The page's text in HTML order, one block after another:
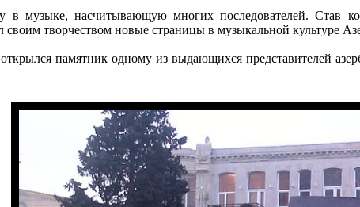
музыке, насчитывающую многих последователей. Став
творчеством новые страницы в музыкальной культуре
памятник одному из выдающихся представителей